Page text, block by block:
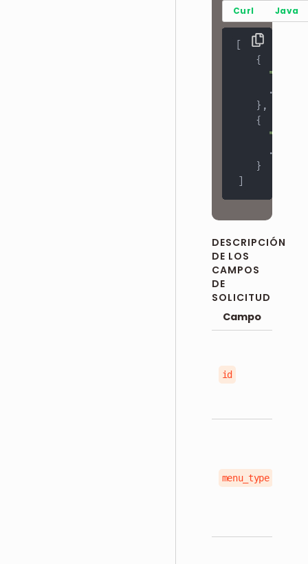
Curl Java
{
"id"
..
}
{
"id"
..
}
DESCRIPCIÓN
DE LOS
CAMPOS
DE
SOLICITUD
Campo
id
menu_type